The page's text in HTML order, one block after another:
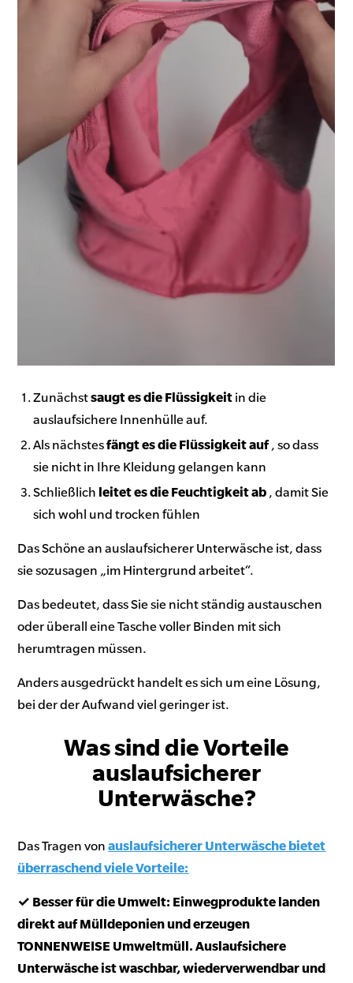
Zunächstsaugt es die Flüssigkeit in die
auslaufsichere Innenhülle auf.
Als nächstesfängt es die Flüssigkeit auf, so dass
sie nicht in Ihre Kleidung gelangen kann
Schließlich leitet es die Feuchtigkeit ab , damit Sie
sich wohl und trocken fühlen
Das Schöne an auslaufsicherer Unterwäsche ist, dass
sie sozusagen „im Hintergrund arbeitet“.
Das bedeutet, dass Sie sie nicht ständig austauschen
oder überall eine Tasche voller Binden mit sich
herumtragen müssen.
Anders ausgedrückt handelt es sich um eine Lösung,
bei der der Aufwand viel geringer ist.
Was sind die Vorteile
auslaufsicherer
Unterwäsche?
Das Tragen vonauslaufsicherer Unterwäsche bietet
überraschend viele Vorteile:
✓ Besser für die Umwelt: Einwegprodukte landen
direkt auf Mülldeponien und erzeugen
TONNENWEISE Umweltmüll. Auslaufsichere
Unterwäsche ist waschbar, wiederverwendbar und